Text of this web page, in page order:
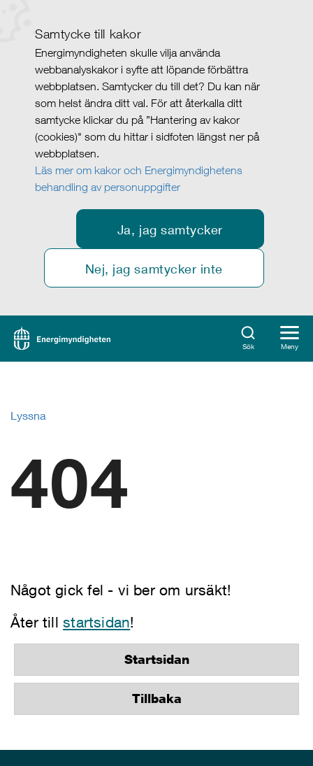
Samtycke till kakor
Energimyndigheten skulle vilja använda
webbanalyskakor i syfte att löpande förbättra
webbplatsen. Samtycker du till det? Du kan när
som helst ändra ditt val. För att återkalla ditt
samtycke klickar du på ”Hantering av kakor
(cookies)" som du hittar i sidfoten längst ner på
webbplatsen.
Läs mer om kakor och Energimyndighetens
behandling av personuppgifter
Ja, jag samtycker
Nej, jag samtycker inte
Sök Meny
Lyssna
404
Något gick fel - vi ber om ursäkt!
Åter tillstartsidan!
Startsidan
Tillbaka